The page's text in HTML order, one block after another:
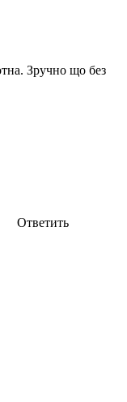
Зручно що без
Ответить